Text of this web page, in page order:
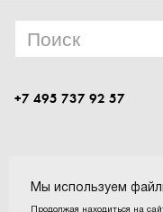
+7 495 737 92 57
Мы используем
Продолжая находиться на